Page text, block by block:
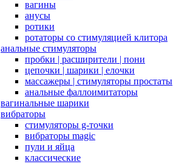
вагины
анусы
ротики
ротаторы со стимуляцией клитора
анальные стимуляторы
пробки | расширители | пони
цепочки | шарики | елочки
массажеры | стимуляторы простаты
анальные фаллоимитаторы
вагинальные шарики
вибраторы
стимуляторы g-точки
вибраторы magic
пули и яйца
классические